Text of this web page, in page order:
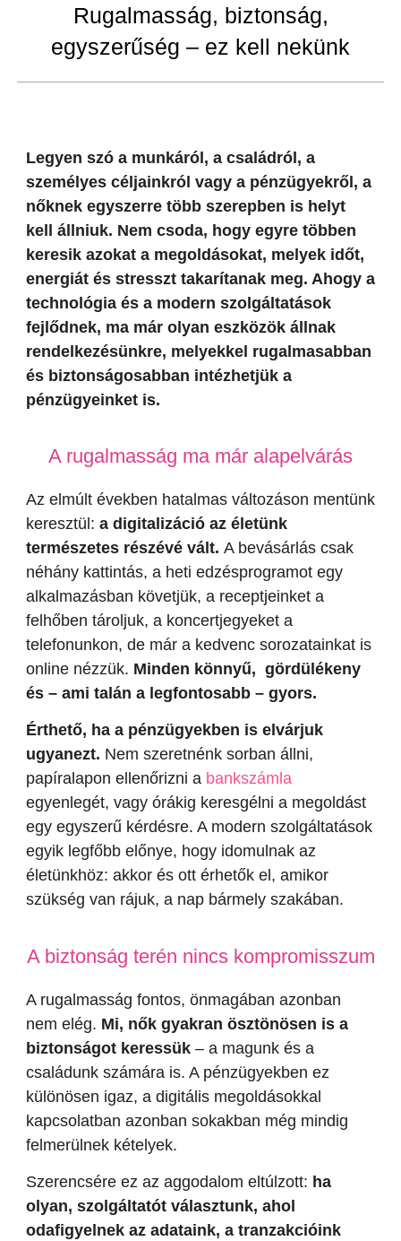
Rugalmasság, biztonság,
egyszerűség – ez kell nekünk
Legyen szó a munkáról, a családról, a
személyes céljainkról vagy a pénzügyekről, a
nőknek egyszerre több szerepben is helyt
kell állniuk. Nem csoda, hogy egyre többen
keresik azokat a megoldásokat, melyek időt,
energiát és stresszt takarítanak meg. Ahogy a
technológia és a modern szolgáltatások
fejlődnek, ma már olyan eszközök állnak
rendelkezésünkre, melyekkel rugalmasabban
és biztonságosabban intézhetjük a
pénzügyeinket is.
A rugalmasság ma már alapelvárás
Az elmúlt években hatalmas változáson mentünk
keresztül: a digitalizáció az életünk
természetes részévé vált. A bevásárlás csak
néhány kattintás, a heti edzésprogramot egy
alkalmazásban követjük, a receptjeinket a
felhőben tároljuk, a koncertjegyeket a
telefonunkon, de már a kedvenc sorozatainkat is
online nézzük. Minden könnyű, gördülékeny
és – ami talán a legfontosabb – gyors.
Érthető, ha a pénzügyekben is elvárjuk
ugyanezt. Nem szeretnénk sorban állni,
papíralapon ellenőrizni a bankszámla
egyenlegét, vagy órákig keresgélni a megoldást
egy egyszerű kérdésre. A modern szolgáltatások
egyik legfőbb előnye, hogy idomulnak az
életünkhöz: akkor és ott érhetők el, amikor
szükség van rájuk, a nap bármely szakában.
A biztonság terén nincs kompromisszum
A rugalmasság fontos, önmagában azonban
nem elég. Mi, nők gyakran ösztönösen is a
biztonságot keressük– a magunk és a
családunk számára is. A pénzügyekben ez
különösen igaz, a digitális megoldásokkal
kapcsolatban azonban sokakban még mindig
felmerülnek kételyek.
Szerencsére ez az aggodalom eltúlzott: ha
olyan, szolgáltatót választunk, ahol
odafigyelnek az adataink, a tranzakcióink